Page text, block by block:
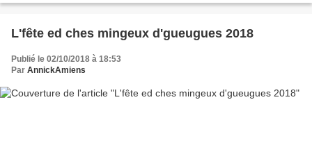
L'fête ed ches mingeux d'gueugues 2018
Publié le 02/10/2018 à 18:53
Par AnnickAmiens